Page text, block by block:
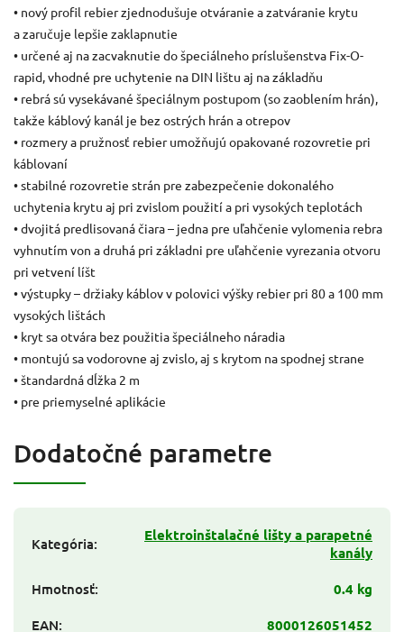
• nový profil rebier zjednodušuje otváranie a zatváranie krytu
a zaručuje lepšie zaklapnutie
• určené aj na zacvaknutie do špeciálneho príslušenstva Fix-O-
rapid, vhodné pre uchytenie na DIN lištu aj na základňu
• rebrá sú vysekávané špeciálnym postupom (so zaoblením hrán),
takže káblový kanál je bez ostrých hrán a otrepov
• rozmery a pružnosť rebier umožňujú opakované rozovretie pri
káblovaní
• stabilné rozovretie strán pre zabezpečenie dokonalého
uchytenia krytu aj pri zvislom použití a pri vysokých teplotách
• dvojitá predlisovaná čiara – jedna pre uľahčenie vylomenia rebra
vyhnutím von a druhá pri základni pre uľahčenie vyrezania otvoru
pri vetvení líšt
• výstupky – držiaky káblov v polovici výšky rebier pri 80 a 100 mm
vysokých lištách
• kryt sa otvára bez použitia špeciálneho náradia
• montujú sa vodorovne aj zvislo, aj s krytom na spodnej strane
• štandardná dĺžka 2 m
• pre priemyselné aplikácie
Dodatočné parametre
Kategória:
Elektroinštalačné lišty a parapetné
kanály
Hmotnosť:
0.4 kg
EAN: 8000126051452